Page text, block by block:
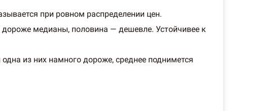
при ровном распределении цен.
медианы, половина — дешевле. Устойчивее к
из них намного дороже, среднее поднимется